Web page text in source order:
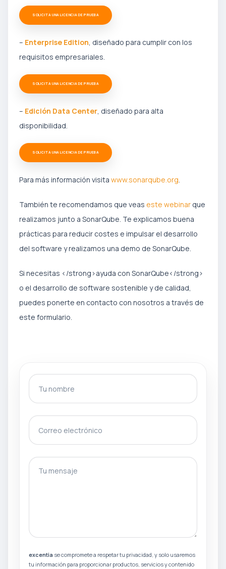
SOLICITA UNA LICENCIA DE PRUEBA
– Enterprise Edition, diseñado para cumplir con los
requisitos empresariales.
SOLICITA UNA LICENCIA DE PRUEBA
– Edición Data Center, diseñado para alta
disponibilidad.
SOLICITA UNA LICENCIA DE PRUEBA
Para más información visita www.sonarqube.org.
También te recomendamos que veas este webinar que
realizamos junto a SonarQube. Te explicamos buena
prácticas para reducir costes e impulsar el desarrollo
del software y realizamos una demo de SonarQube.
Si necesitas </strong>ayuda con SonarQube</strong>
o el desarrollo de software sostenible y de calidad,
puedes ponerte en contacto con nosotros a través de
este formulario.
Tu nombre
Correo electrónico
gotcha
Tu mensaje
excentia se compromete a respetar tu privacidad, y solo usaremos
tu información para proporcionar productos, servicios y contenido